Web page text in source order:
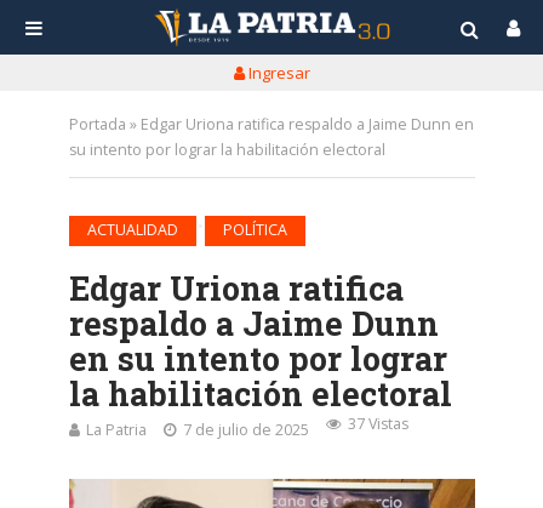
Ingresar
Portada » Edgar Uriona ratifica respaldo a Jaime Dunn en
su intento por lograr la habilitación electoral
ACTUALIDAD POLÍTICA
Edgar Uriona ratifica
respaldo a Jaime Dunn
en su intento por lograr
la habilitación electoral
La Patria 7 de julio de 2025 37 Vistas